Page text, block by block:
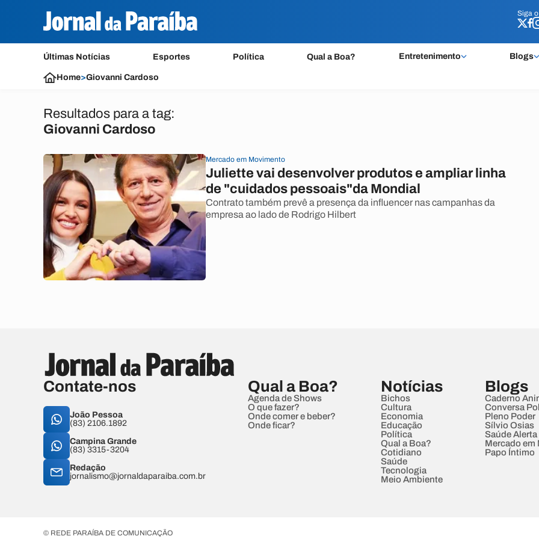
Siga o
Últimas Notícias Esportes Política Qual a Boa? Entretenimento Blogs
Siga o
Home>Giovanni Cardoso
Resultados para a tag:
Giovanni Cardoso
Mercado em Movimento
Juliette vai desenvolver produtos e ampliar linha
de "cuidados pessoais"da Mondial
Contrato também prevê a presença da influencer nas campanhas da
empresa ao lado de Rodrigo Hilbert
Contate-nos
João Pessoa
(83) 2106.1892
Campina Grande
(83) 3315-3204
Redação
jornalismo@jornaldaparaiba.com.br
Qual a Boa?
Agenda de Shows
O que fazer?
Onde comer e beber?
Onde ficar?
Notícias
Bichos
Cultura
Economia
Educação
Política
Qual a Boa?
Cotidiano
Saúde
Tecnologia
Meio Ambiente
Blogs
Caderno
Conversa
Pleno Poder
Sílvio Osias
Saúde Alerta
Mercado em
Papo Íntimo
© REDE PARAÍBA DE COMUNICAÇÃO